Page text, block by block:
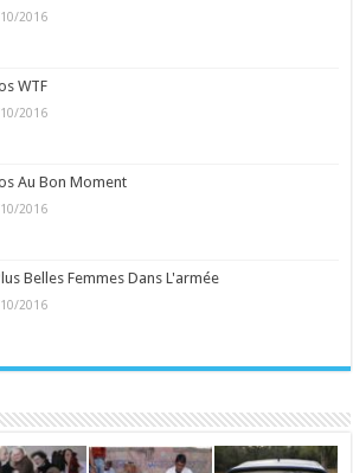
2016
WTF
2016
Au Bon Moment
2016
Belles Femmes Dans L'armée
2016